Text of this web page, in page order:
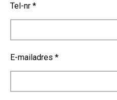
Tel-nr *
E-mailadres *